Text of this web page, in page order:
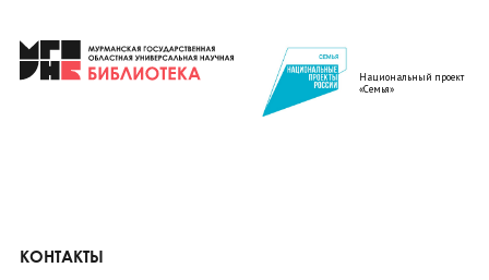
Национальный проект
«Семья»
КОНТАКТЫ